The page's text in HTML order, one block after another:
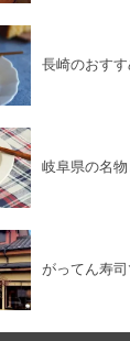
長崎のおす
岐阜県の名物
がってん寿